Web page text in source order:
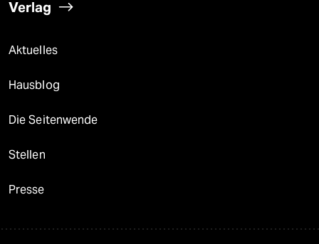
Verlag
Aktuelles
Hausblog
Die Seitenwende
Stellen
Presse